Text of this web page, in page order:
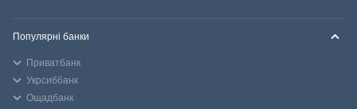
Популярні банки
Приватбанк
Укрсиббанк
Ощадбанк